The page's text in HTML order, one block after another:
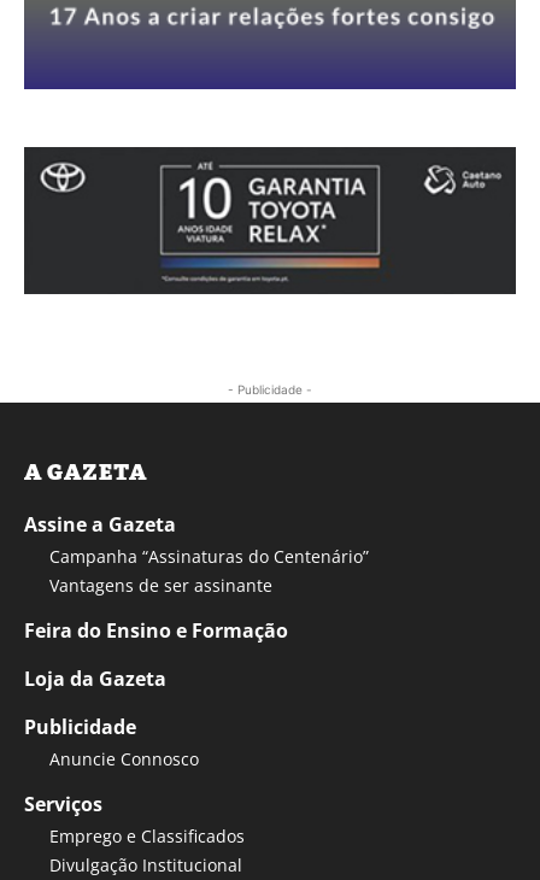
- Publicidade -
A GAZETA
Assine a Gazeta
Campanha “Assinaturas do Centenário”
Vantagens de ser assinante
Feira do Ensino e Formação
Loja da Gazeta
Publicidade
Anuncie Connosco
Serviços
Emprego e Classificados
Divulgação Institucional